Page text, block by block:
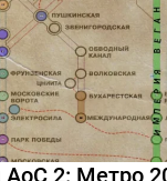
2: Метро